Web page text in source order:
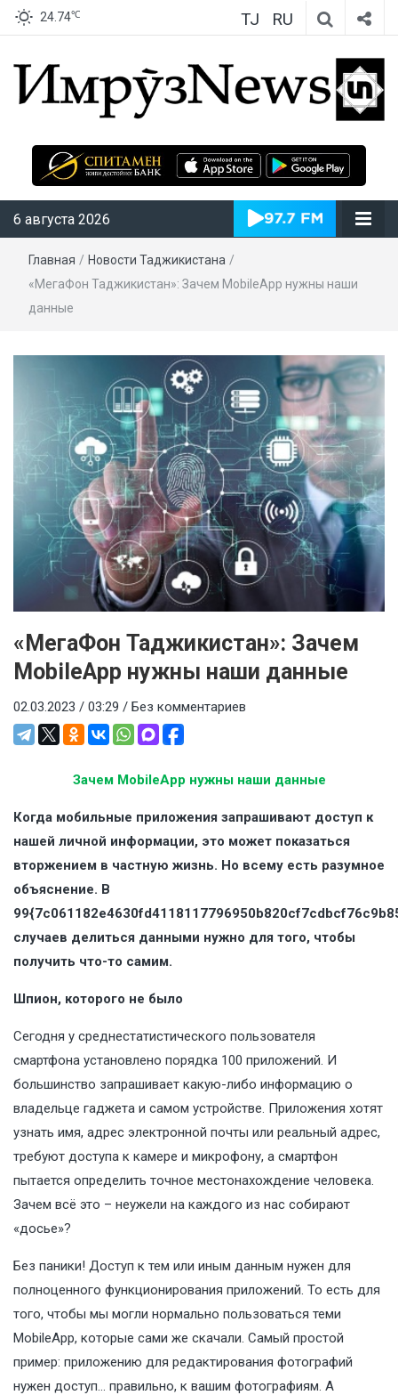
24.74℃ TJ RU
ИмрӯзNews
6 августа 2026
Главная / Новости Таджикистана /
«МегаФон Таджикистан»: Зачем MobileApp нужны наши
данные
«МегаФон Таджикистан»: Зачем
MobileApp нужны наши данные
02.03.2023 / 03:29 / Без комментариев
Зачем MobileApp нужны наши данные
Когда мобильные приложения запрашивают доступ к
нашей личной информации, это может показаться
вторжением в частную жизнь. Но всему есть разумное
объяснение. В
случаев делиться данными нужно для того, чтобы
получить что-то самим.
Шпион, которого не было
Сегодня у среднестатистического пользователя
смартфона установлено порядка 100 приложений. И
большинство запрашивает какую-либо информацию о
владельце гаджета и самом устройстве. Приложения хотят
узнать имя, адрес электронной почты или реальный адрес,
требуют доступа к камере и микрофону, а смартфон
пытается определить точное местонахождение человека.
Зачем всё это – неужели на каждого из нас собирают
«досье»?
Без паники! Доступ к тем или иным данным нужен для
полноценного функционирования приложений. То есть для
того, чтобы мы могли нормально пользоваться теми
MobileApp, которые сами же скачали. Самый простой
пример: приложению для редактирования фотографий
нужен доступ… правильно, к вашим фотографиям. А